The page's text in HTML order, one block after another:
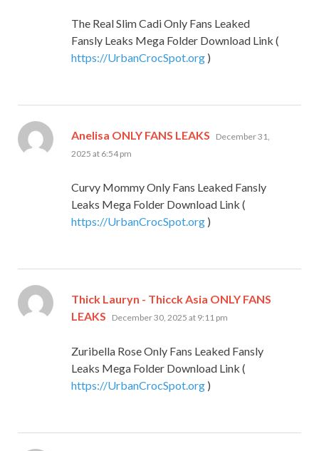
The Real Slim Cadi Only Fans Leaked
Fansly Leaks Mega Folder Download Link (
https://UrbanCrocSpot.org )
Anelisa ONLY FANS LEAKS says:
December 31,
2025 at 6:54 pm
Curvy Mommy Only Fans Leaked Fansly
Leaks Mega Folder Download Link (
https://UrbanCrocSpot.org )
Thick Lauryn - Thicck Asia ONLY FANS
LEAKS says:
December 30, 2025 at 9:11 pm
Zuribella Rose Only Fans Leaked Fansly
Leaks Mega Folder Download Link (
https://UrbanCrocSpot.org )